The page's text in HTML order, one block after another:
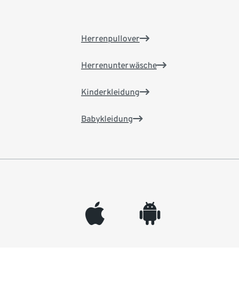
Herrenpullover
Herrenunterwäsche
Kinderkleidung
Babykleidung
appleinc android